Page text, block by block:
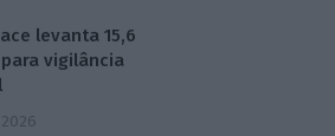
levanta 15,6
vigilância